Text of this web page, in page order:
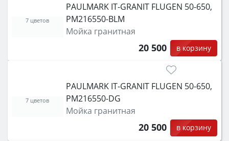
PAULMARK IT-GRANIT FLUGEN 50-650,
PM216550-BLM
Мойка гранитная
20 500 в корзину
7 цветов
PAULMARK IT-GRANIT FLUGEN 50-650,
PM216550-DG
Мойка гранитная
20 500 в корзину
7 цветов